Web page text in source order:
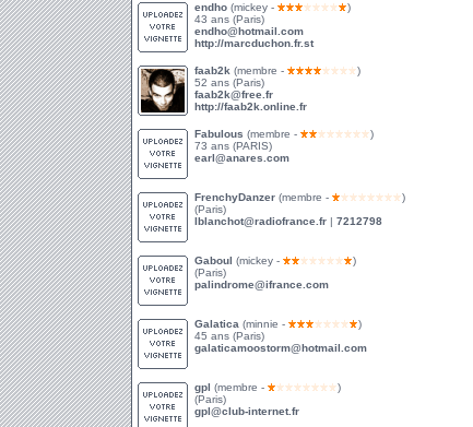
endho (mickey -
)
43 ans (Paris)
endho@hotmail.com
http://marcduchon.fr.st
faab2k (membre -
)
52 ans (Paris)
faab2k@free.fr
http://faab2k.online.fr
Fabulous (membre -
)
73 ans (PARIS)
earl@anares.com
FrenchyDanzer (membre -
)
(Paris)
lblanchot@radiofrance.fr | 7212798
Gaboul (mickey -
)
(Paris)
palindrome@ifrance.com
Galatica (minnie -
)
45 ans (Paris)
galaticamoostorm@hotmail.com
gpl (membre -
)
(Paris)
gpl@club-internet.fr